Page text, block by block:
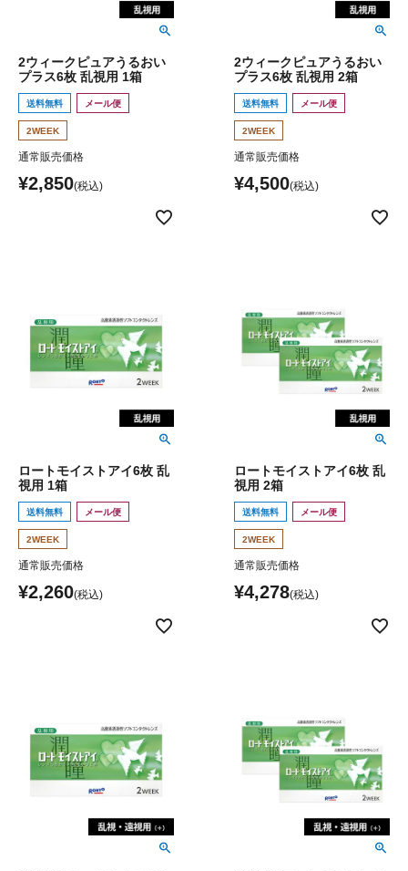
2ウィークピュアうるおい
プラス6枚 乱視用 1箱
送料無料 メール便
2WEEK
通常販売価格
¥2,850
2ウィークピュアうるおい
プラス6枚 乱視用 2箱
送料無料 メール便
2WEEK
通常販売価格
¥4,500
ロートモイストアイ6枚 乱
視用 1箱
送料無料 メール便
2WEEK
通常販売価格
¥2,260
ロートモイストアイ6枚 乱
視用 2箱
送料無料 メール便
2WEEK
通常販売価格
¥4,278